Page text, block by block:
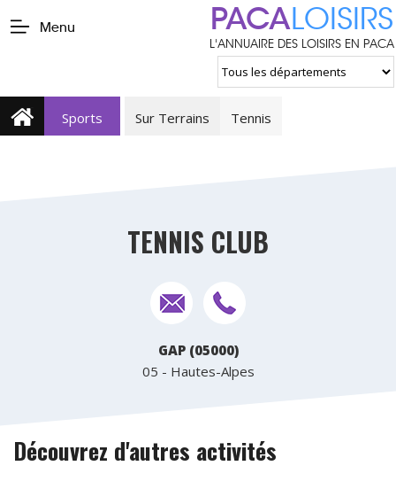
Menu PACALOISIRS
L'ANNUAIRE DES LOISIRS EN PACA
Sports Sur Terrains Tennis
TENNIS CLUB
GAP (05000)
05 - Hautes-Alpes
Découvrez d'autres activités